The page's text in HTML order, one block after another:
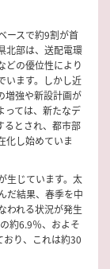
ースで約9割が首
北部は、送配電環
どの優位性により
います。しかし近
増強や新設計画が
っては、新たなデ
るとされ、都市部
化し始めていま
生じています。太
だ結果、春季を中
われる状況が発生
約6.9％、およそ
り、これは約30